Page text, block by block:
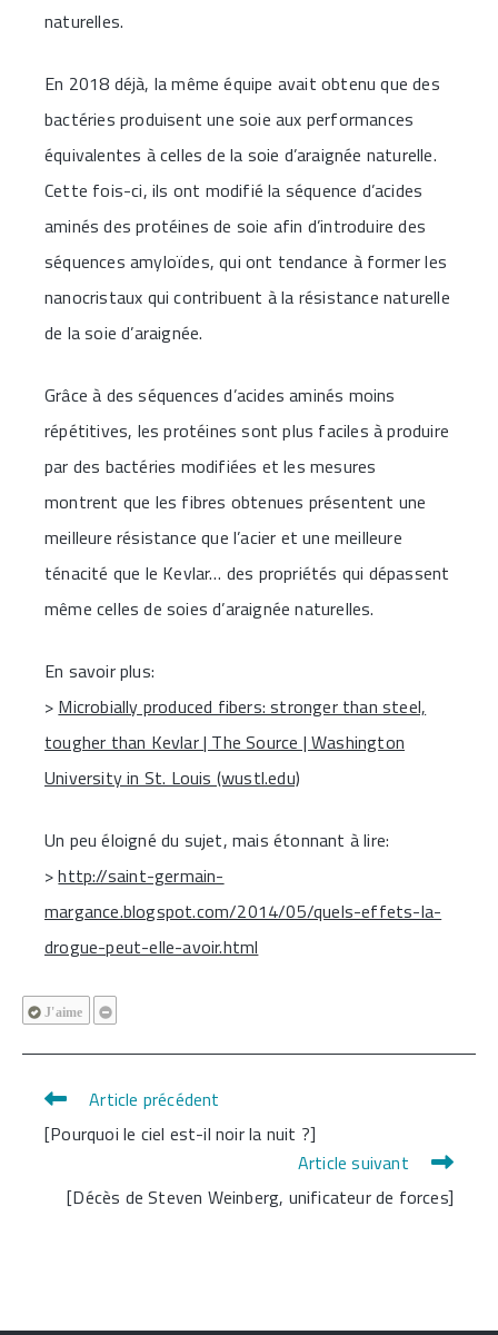
naturelles.
En 2018 déjà, la même équipe avait obtenu que des
bactéries produisent une soie aux performances
équivalentes à celles de la soie d’araignée naturelle.
Cette fois-ci, ils ont modifié la séquence d’acides
aminés des protéines de soie afin d’introduire des
séquences amyloïdes, qui ont tendance à former les
nanocristaux qui contribuent à la résistance naturelle
de la soie d’araignée.
Grâce à des séquences d’acides aminés moins
répétitives, les protéines sont plus faciles à produire
par des bactéries modifiées et les mesures
montrent que les fibres obtenues présentent une
meilleure résistance que l’acier et une meilleure
ténacité que le Kevlar… des propriétés qui dépassent
même celles de soies d’araignée naturelles.
En savoir plus:
> Microbially produced fibers: stronger than steel,
tougher than Kevlar | The Source | Washington
University in St. Louis (wustl.edu)
Un peu éloigné du sujet, mais étonnant à lire:
>http://saint-germain-
margance.blogspot.com/2014/05/quels-effets-la-
drogue-peut-elle-avoir.html
J'aime
Read
more
Article précédent
[Pourquoi le ciel est-il noir la nuit ?]
Article suivant
[Décès de Steven Weinberg, unificateur de forces]